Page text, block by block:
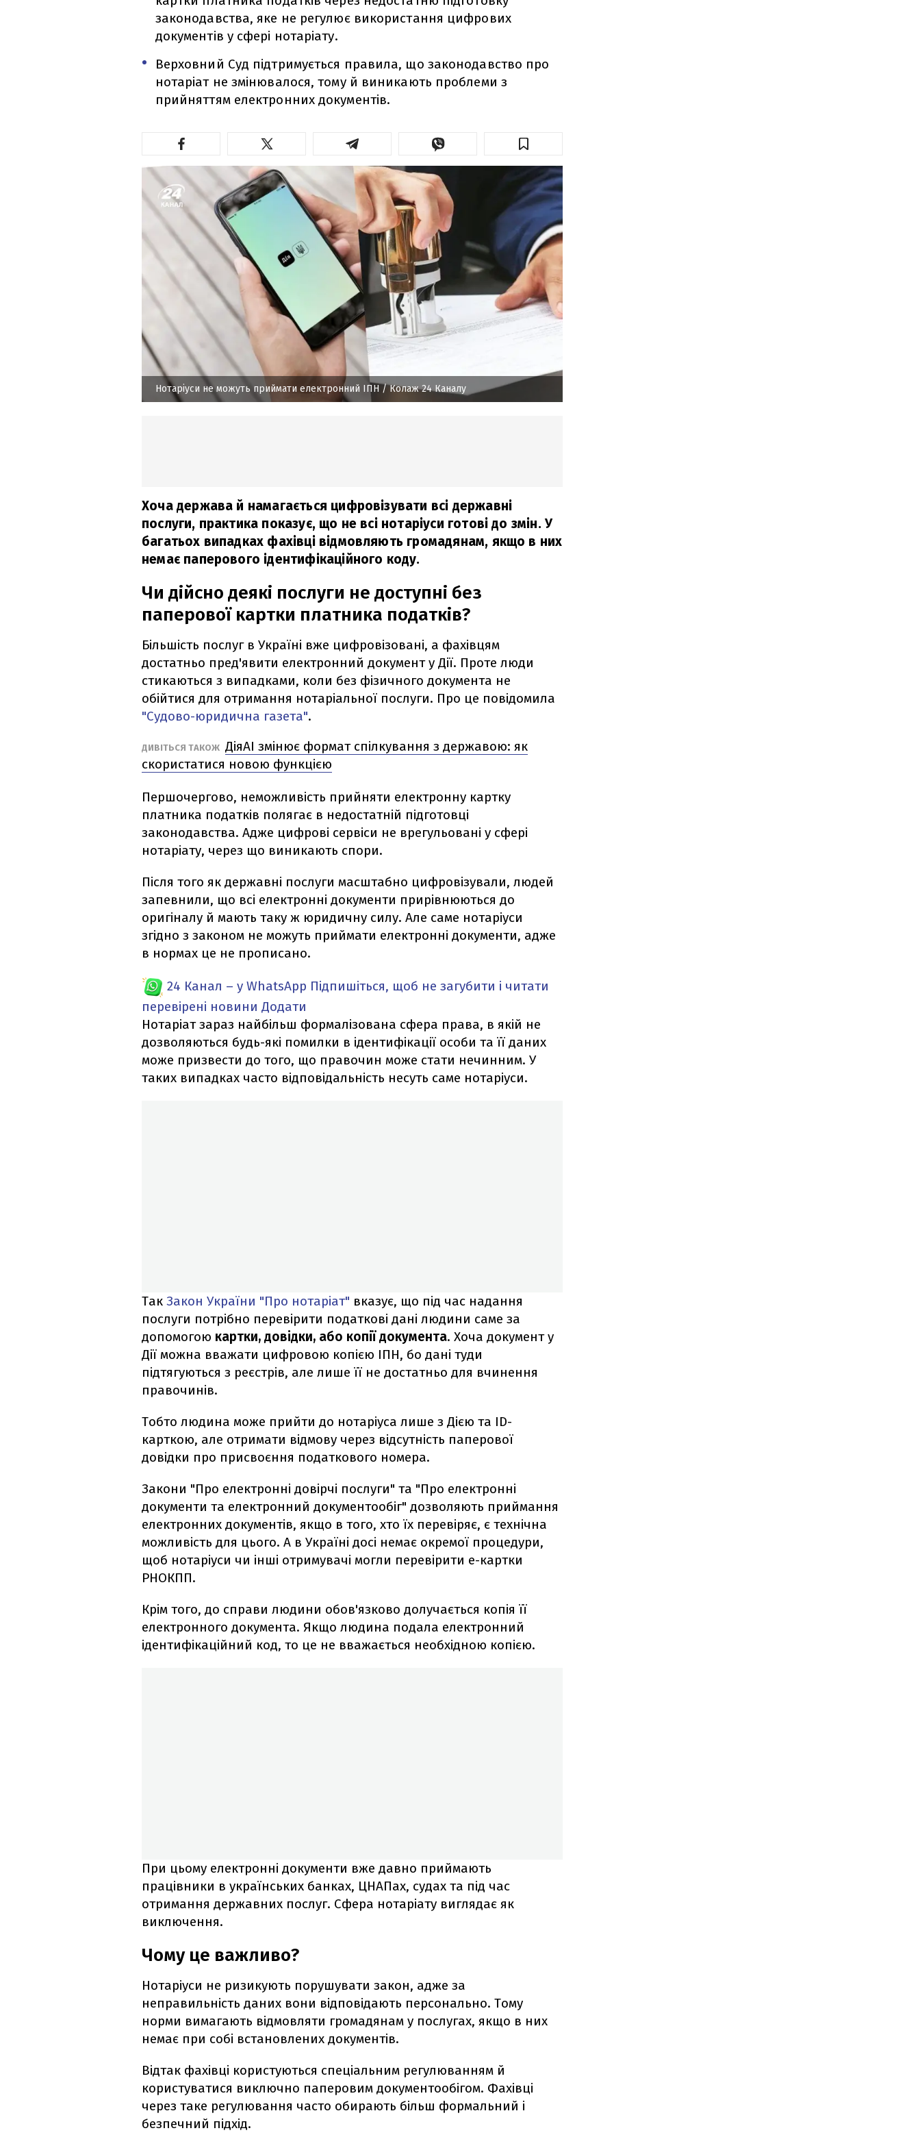
законодавства, яке не регулює використання цифрових
документів у сфері нотаріату.
Верховний Суд підтримується правила, що законодавство про
нотаріат не змінювалося, тому й виникають проблеми з
прийняттям електронних документів.
Нотаріуси не можуть приймати електронний ІПН / Колаж 24 Каналу
Хоча держава й намагається цифровізувати всі державні
послуги, практика показує, що не всі нотаріуси готові до змін. У
багатьох випадках фахівці відмовляють громадянам, якщо в них
немає паперового ідентифікаційного коду.
Чи дійсно деякі послуги не доступні без
паперової картки платника податків?
Більшість послуг в Україні вже цифровізовані, а фахівцям
достатньо пред'явити електронний документ у Дії. Проте люди
стикаються з випадками, коли без фізичного документа не
обійтися для отримання нотаріальної послуги. Про це повідомила
"Судово-юридична газета".
ДИВІТЬСЯ ТАКОЖ ДіяAI змінює формат спілкування з державою: як
скористатися новою функцією
Першочергово, неможливість прийняти електронну картку
платника податків полягає в недостатній підготовці
законодавства. Адже цифрові сервіси не врегульовані у сфері
нотаріату, через що виникають спори.
Після того як державні послуги масштабно цифровізували, людей
запевнили, що всі електронні документи прирівнюються до
оригіналу й мають таку ж юридичну силу. Але саме нотаріуси
згідно з законом не можуть приймати електронні документи, адже
в нормах це не прописано.
24 Канал – у WhatsApp Підпишіться, щоб не загубити і читати
перевірені новини Додати
Нотаріат зараз найбільш формалізована сфера права, в якій не
дозволяються будь-які помилки в ідентифікації особи та її даних
може призвести до того, що правочин може стати нечинним. У
таких випадках часто відповідальність несуть саме нотаріуси.
Так Закон України "Про нотаріат" вказує, що під час надання
послуги потрібно перевірити податкові дані людини саме за
допомогою картки, довідки, або копії документа. Хоча документ у
Дії можна вважати цифровою копією ІПН, бо дані туди
підтягуються з реєстрів, але лише її не достатньо для вчинення
правочинів.
Тобто людина може прийти до нотаріуса лише з Дією та ID-
карткою, але отримати відмову через відсутність паперової
довідки про присвоєння податкового номера.
Закони "Про електронні довірчі послуги" та "Про електронні
документи та електронний документообіг" дозволяють приймання
електронних документів, якщо в того, хто їх перевіряє, є технічна
можливість для цього. А в Україні досі немає окремої процедури,
щоб нотаріуси чи інші отримувачі могли перевірити е-картки
РНОКПП.
Крім того, до справи людини обов'язково долучається копія її
електронного документа. Якщо людина подала електронний
ідентифікаційний код, то це не вважається необхідною копією.
При цьому електронні документи вже давно приймають
працівники в українських банках, ЦНАПах, судах та під час
отримання державних послуг. Сфера нотаріату виглядає як
виключення.
Чому це важливо?
Нотаріуси не ризикують порушувати закон, адже за
неправильність даних вони відповідають персонально. Тому
норми вимагають відмовляти громадянам у послугах, якщо в них
немає при собі встановлених документів.
Відтак фахівці користуються спеціальним регулюванням й
користуватися виключно паперовим документообігом. Фахівці
через таке регулювання часто обирають більш формальний і
безпечний підхід.